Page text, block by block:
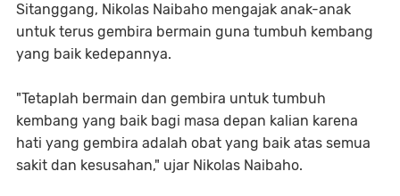
Sitanggang, Nikolas Naibaho mengajak anak-anak
untuk terus gembira bermain guna tumbuh kembang
yang baik kedepannya.
"Tetaplah bermain dan gembira untuk tumbuh
kembang yang baik bagi masa depan kalian karena
hati yang gembira adalah obat yang baik atas semua
sakit dan kesusahan," ujar Nikolas Naibaho.